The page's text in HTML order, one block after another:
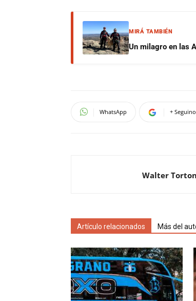
MIRÁ TAMBIÉN
Un milagro en las
WhatsApp +
Walter
Artículo relacionados Más del